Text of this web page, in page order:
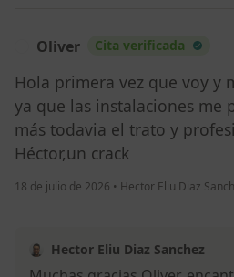
Oliver Cita verificada
Hola primera vez que voy y
ya que las instalaciones me
más todavia el trato y
Héctor,un crack
18 de julio de 2026 • Hector Eliu Diaz
Hector Eliu Diaz Sanchez